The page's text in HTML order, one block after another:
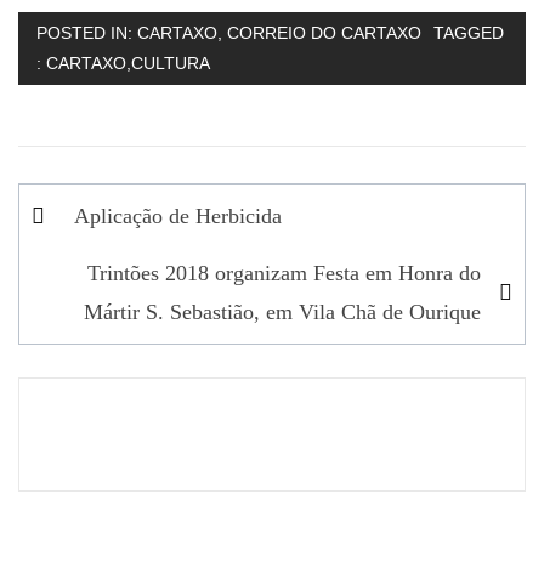
POSTED IN: CARTAXO CORREIO DO CARTAXO
TAGGED
: CARTAXO CULTURA
Navegação
artigos
Aplicação de Herbicida
Trintões 2018 organizam Festa em Honra do
Mártir S. Sebastião, em Vila Chã de Ourique